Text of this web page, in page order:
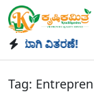
ವಿತರಣೆ!
Tag: